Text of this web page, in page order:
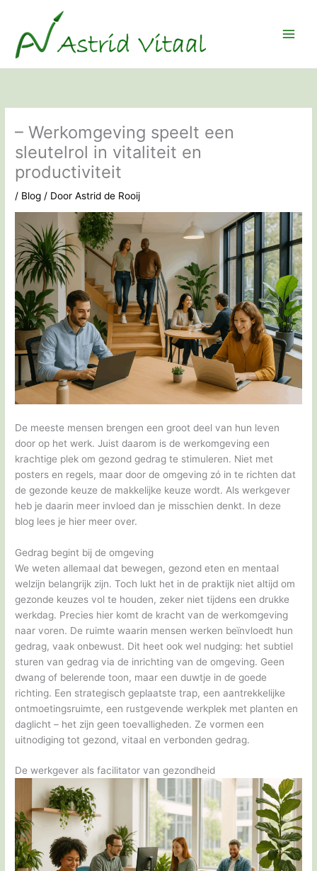
inhoud
– Werkomgeving speelt een
sleutelrol in vitaliteit en
productiviteit
/ Blog / DoorAstrid de Rooij
De meeste mensen brengen een groot deel van hun leven
door op het werk. Juist daarom is de werkomgeving een
krachtige plek om gezond gedrag te stimuleren. Niet met
posters en regels, maar door de omgeving zó in te richten dat
de gezonde keuze de makkelijke keuze wordt. Als werkgever
heb je daarin meer invloed dan je misschien denkt. In deze
blog lees je hier meer over.
Gedrag begint bij de omgeving
We weten allemaal dat bewegen, gezond eten en mentaal
welzijn belangrijk zijn. Toch lukt het in de praktijk niet altijd om
gezonde keuzes vol te houden, zeker niet tijdens een drukke
werkdag. Precies hier komt de kracht van de werkomgeving
naar voren. De ruimte waarin mensen werken beïnvloedt hun
gedrag, vaak onbewust. Dit heet ook wel nudging: het subtiel
sturen van gedrag via de inrichting van de omgeving. Geen
dwang of belerende toon, maar een duwtje in de goede
richting. Een strategisch geplaatste trap, een aantrekkelijke
ontmoetingsruimte, een rustgevende werkplek met planten en
daglicht – het zijn geen toevalligheden. Ze vormen een
uitnodiging tot gezond, vitaal en verbonden gedrag.
De werkgever als facilitator van gezondheid